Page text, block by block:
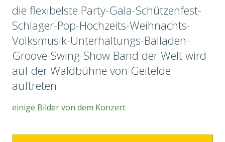
die flexibelste Party-Gala-Schützenfest-
Schlager-Pop-Hochzeits-Weihnachts-
Volksmusik-Unterhaltungs-Balladen-
Groove-Swing-Show Band der Welt wird
auf der Waldbühne von Geitelde
auftreten.
einige Bilder von dem Konzert